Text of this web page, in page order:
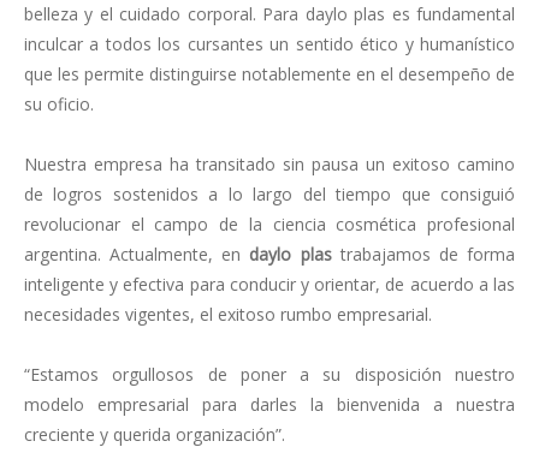
belleza y el cuidado corporal. Para daylo plas es fundamental
inculcar a todos los cursantes un sentido ético y humanístico
que les permite distinguirse notablemente en el desempeño de
su oficio.
Nuestra empresa ha transitado sin pausa un exitoso camino
de logros sostenidos a lo largo del tiempo que consiguió
revolucionar el campo de la ciencia cosmética profesional
argentina. Actualmente, en daylo plastrabajamos de forma
inteligente y efectiva para conducir y orientar, de acuerdo a las
necesidades vigentes, el exitoso rumbo empresarial.
“Estamos orgullosos de poner a su disposición nuestro
modelo empresarial para darles la bienvenida a nuestra
creciente y querida organización”.